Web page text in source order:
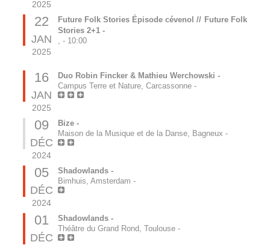
2025
22
JAN
2025
Future Folk Stories Épisode cévenol // Future Folk
Stories 2+1 -
, - 10:00
16
JAN
2025
Duo Robin Fincker & Mathieu Werchowski -
Campus Terre et Nature, Carcassonne -
09
DÉC
2024
Bize -
Maison de la Musique et de la Danse, Bagneux -
05
DÉC
2024
Shadowlands -
Bimhuis, Amsterdam -
01
DÉC
Shadowlands -
Théâtre du Grand Rond, Toulouse -